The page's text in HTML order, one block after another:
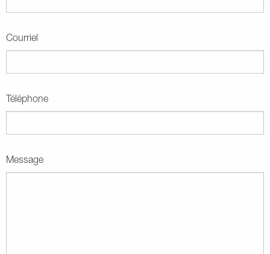
Courriel
Téléphone
Message